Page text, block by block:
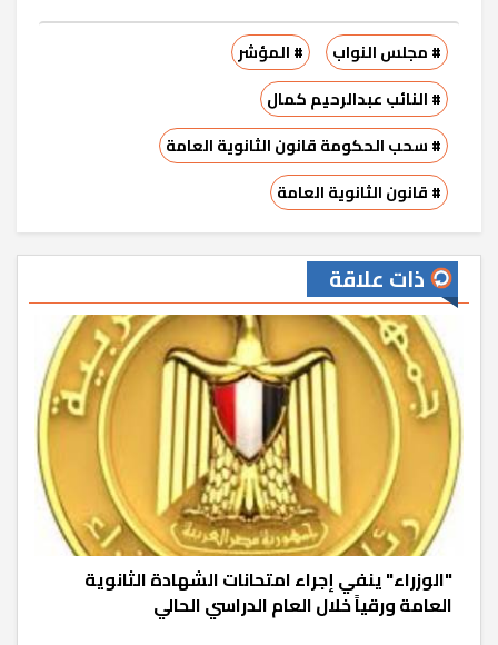
# مجلس النواب
# المؤشر
# النائب عبدالرحيم كمال
# سحب الحكومة قانون الثانوية العامة
# قانون الثانوية العامة
ذات علاقة
"الوزراء" ينفي إجراء امتحانات الشهادة الثانوية
العامة ورقياً خلال العام الدراسي الحالي